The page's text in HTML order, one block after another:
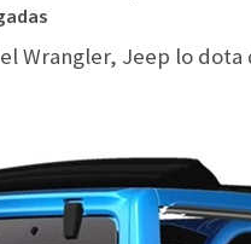
Wrangler, Jeep lo dota